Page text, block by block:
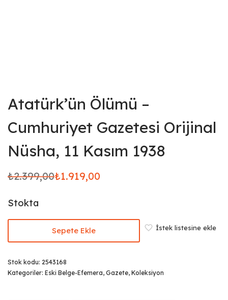
Atatürk’ün Ölümü –
Cumhuriyet Gazetesi Orijinal
Nüsha, 11 Kasım 1938
₺2.399,00
Orijinal
₺2.399,00.
₺1.919,00
Şu andaki
₺1.919,00.
Stokta
Sepete Ekle İstek listesine ekle
Stok kodu: 2543168
Kategoriler: Eski Belge-Efemera, Gazete, Koleksiyon